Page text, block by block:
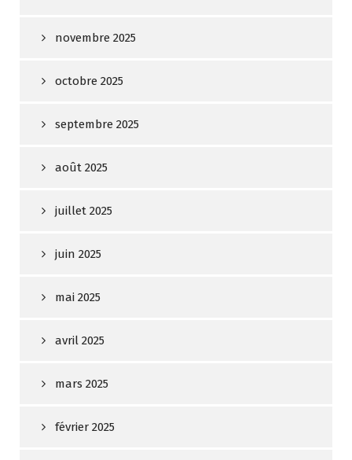
novembre 2025
octobre 2025
septembre 2025
août 2025
juillet 2025
juin 2025
mai 2025
avril 2025
mars 2025
février 2025